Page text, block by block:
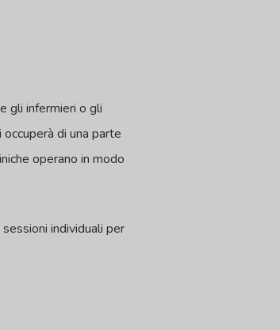
gli infermieri o gli
di una parte
operano in modo
individuali per